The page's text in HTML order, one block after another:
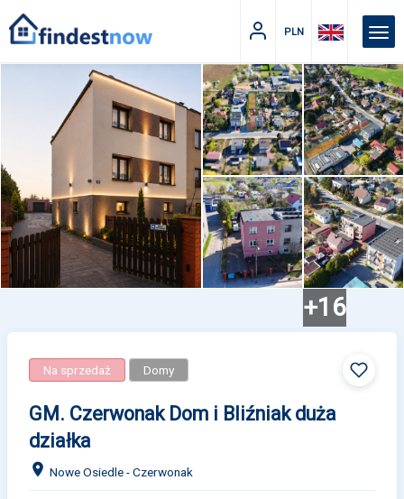
PLN
+16
Na sprzedaż Domy
GM. Czerwonak Dom i Bliźniak duża
działka
Nowe Osiedle - Czerwonak